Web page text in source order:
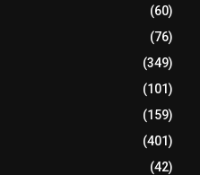
(60)
(76)
(349)
(101)
(159)
(401)
(42)